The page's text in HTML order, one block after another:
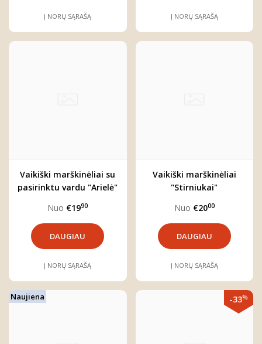
Į NORŲ SĄRAŠĄ Į NORŲ SĄRAŠĄ
Vaikiški marškinėliai su
pasirinktu vardu "Arielė"
Nuo €1990
DAUGIAU
Į NORŲ SĄRAŠĄ
Vaikiški marškinėliai
"Stirniukai"
Nuo €2000
DAUGIAU
Į NORŲ SĄRAŠĄ
Naujiena -33%